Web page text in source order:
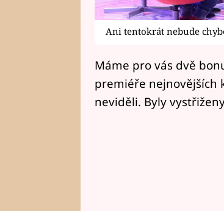
Ani tentokrát nebude
Máme pro vás dvě
premiéře nejnovějších
neviděli. Byly